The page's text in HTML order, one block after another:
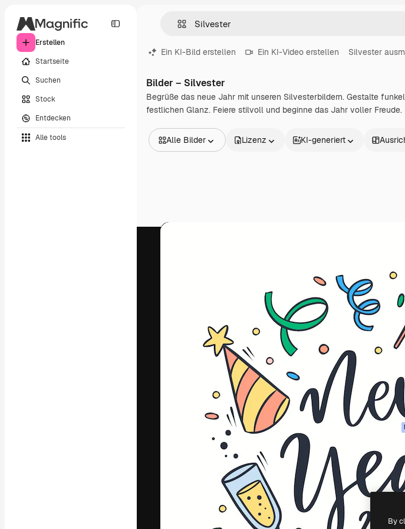
Erstellen
Startseite
Suchen
Stock
Entdecken
Alle tools
Ein KI-Bild erstellen Ein KI-Video erstellen Silvester
Bilder – Silvester
Begrüße das neue Jahr mit unseren Silvesterbildern. Gestalte
festlichen Glanz. Feiere stilvoll und beginne das Jahr voller
Alle Bilder
Videos
Lizenz KI-generiert
Die kreative Plattform, um deine beste
Arbeit zu verwirklichen. Mehr als 1 Million
Abonnenten unter Kreativen, Unternehmen,
Agenturen und Studios.
Deutsch
Produkte
Spaces
KI-
KI-
KI-
Stock-
MCP für
Claude/
Mobile
Alle
Copyright © 2010- 2026 Freepik Company S.L.U.
By